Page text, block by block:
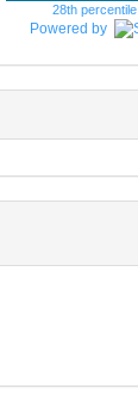
28th percentile
Powered by